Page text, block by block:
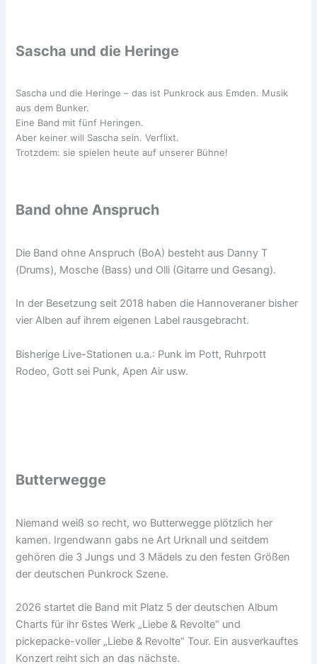
Sascha und die Heringe
Sascha und die Heringe – das ist Punkrock aus Emden. Musik
aus dem Bunker.
Eine Band mit fünf Heringen.
Aber keiner will Sascha sein. Verflixt.
Trotzdem: sie spielen heute auf unserer Bühne!
Band ohne Anspruch
Die Band ohne Anspruch (BoA) besteht aus Danny T
(Drums), Mosche (Bass) und Olli (Gitarre und Gesang).
In der Besetzung seit 2018 haben die Hannoveraner bisher
vier Alben auf ihrem eigenen Label rausgebracht.
Bisherige Live-Stationen u.a.: Punk im Pott, Ruhrpott
Rodeo, Gott sei Punk, Apen Air usw.
Butterwegge
Niemand weiß so recht, wo Butterwegge plötzlich her
kamen. Irgendwann gabs ne Art Urknall und seitdem
gehören die 3 Jungs und 3 Mädels zu den festen Größen
der deutschen Punkrock Szene.
2026 startet die Band mit Platz 5 der deutschen Album
Charts für ihr 6stes Werk „Liebe & Revolte“ und
pickepacke-voller „Liebe & Revolte“ Tour. Ein ausverkauftes
Konzert reiht sich an das nächste.